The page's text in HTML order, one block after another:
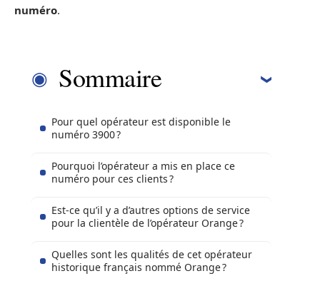
numéro.
Sommaire
Pour quel opérateur est disponible le
numéro 3900 ?
Pourquoi l’opérateur a mis en place ce
numéro pour ces clients ?
Est-ce qu’il y a d’autres options de service
pour la clientèle de l’opérateur Orange ?
Quelles sont les qualités de cet opérateur
historique français nommé Orange ?